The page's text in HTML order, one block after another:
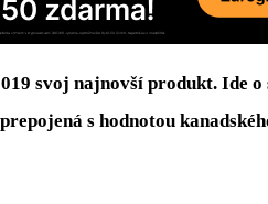
svoj najnovší produkt. Ide o
s hodnotou